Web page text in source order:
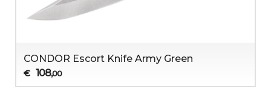
CONDOR Escort Knife Army Green
€ 108,00